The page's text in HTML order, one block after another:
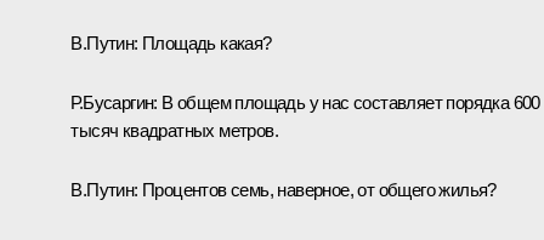
В.Путин: Площадь какая?
Р.Бусаргин: В общем площадь у нас составляет порядка 600
тысяч квадратных метров.
В.Путин: Процентов семь, наверное, от общего жилья?